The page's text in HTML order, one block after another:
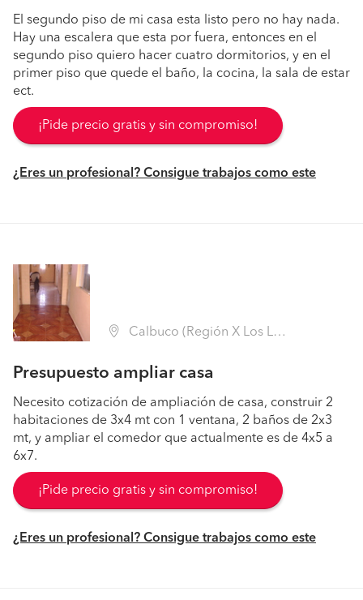
El segundo piso de mi casa esta listo pero no hay nada.
Hay una escalera que esta por fuera, entonces en el
segundo piso quiero hacer cuatro dormitorios, y en el
primer piso que quede el baño, la cocina, la sala de estar
ect.
¡Pide precio gratis y sin compromiso!
¿Eres un profesional? Consigue trabajos como este
Calbuco (Región X Los Lagos - Llanquihue)
Presupuesto ampliar casa
Necesito cotización de ampliación de casa, construir 2
habitaciones de 3x4 mt con 1 ventana, 2 baños de 2x3
mt, y ampliar el comedor que actualmente es de 4x5 a
6x7.
¡Pide precio gratis y sin compromiso!
¿Eres un profesional? Consigue trabajos como este